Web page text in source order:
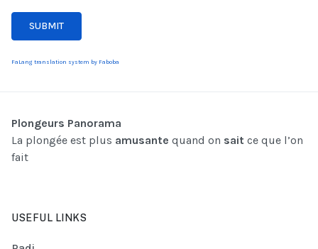
SUBMIT
FaLang translation system by Faboba
Plongeurs Panorama
La plongée est plus amusante quand on sait ce que l’on
fait
USEFUL LINKS